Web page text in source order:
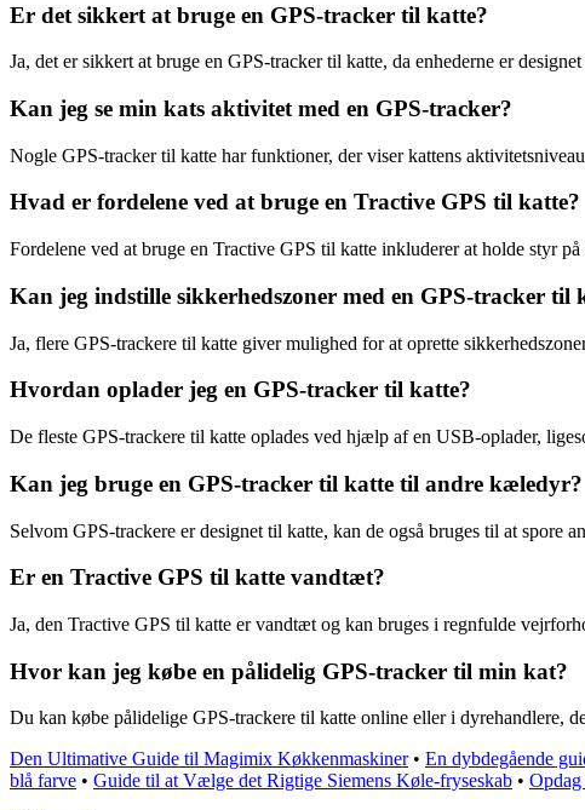
Er det sikkert at bruge en GPS-tracker til katte?
Ja, det er sikkert at bruge en GPS-tracker til katte, da enhederne er
Kan jeg se min kats aktivitet med en GPS-tracker?
Nogle GPS-tracker til katte har funktioner, der viser kattens
Hvad er fordelene ved at bruge en Tractive GPS til katte?
Fordelene ved at bruge en Tractive GPS til katte inkluderer at holde styr
Kan jeg indstille sikkerhedszoner med en GPS-tracker til
Ja, flere GPS-trackere til katte giver mulighed for at oprette
Hvordan oplader jeg en GPS-tracker til katte?
De fleste GPS-trackere til katte oplades ved hjælp af en USB-oplader,
Kan jeg bruge en GPS-tracker til katte til andre kæledyr?
Selvom GPS-trackere er designet til katte, kan de også bruges til at spore
Er en Tractive GPS til katte vandtæt?
Ja, den Tractive GPS til katte er vandtæt og kan bruges i regnfulde
Hvor kan jeg købe en pålidelig GPS-tracker til min kat?
Du kan købe pålidelige GPS-trackere til katte online eller i dyrehandlere,
Den Ultimative Guide til Magimix Køkkenmaskiner• En dybdegående
blå farve • Guide til at Vælge det Rigtige Siemens Køle-fryseskab • Opdag